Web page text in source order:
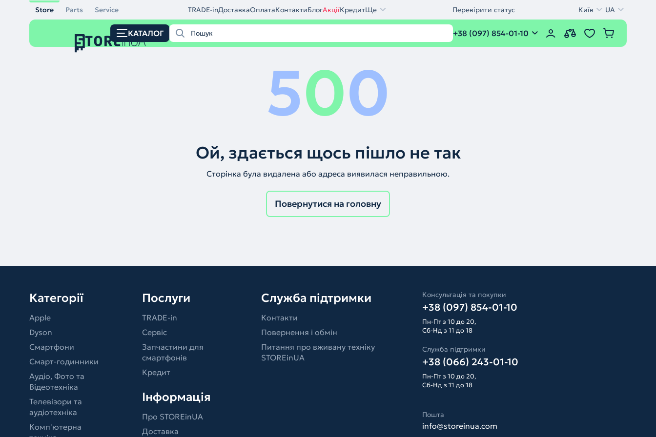
Store Parts Service TRADE-inДоставкаОплатаКонтактиБлогАкціїКредитЩе Перевірити статус Київ UA
КАТАЛОГ +38 (097) 854-01-10
500
Ой, здається щось пішло не так
Сторінка була видалена або адреса виявилася неправильною.
Повернутися на головну
Категорії
Apple
Dyson
Смартфони
Смарт-годинники
Аудіо, Фото та
Відеотехніка
Телевізори та
аудіотехніка
Комп'ютерна
Послуги
TRADE-in
Сервіс
Запчастини для
смартфонів
Кредит
Інформація
Про STOREinUA
Доставка
Служба підтримки
Контакти
Повернення і обмін
Питання про вживану техніку
STOREinUA
Консультація та покупки
+38 (097) 854-01-10
Пн-Пт з 10 до 20,
Сб-Нд з 11 до 18
Служба підтримки
+38 (066) 243-01-10
Пн-Пт з 10 до 20,
Сб-Нд з 11 до 18
Пошта
info@storeinua.com